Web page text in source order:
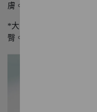
膚。
*大圓領綁繩設計，繩尾
臀。